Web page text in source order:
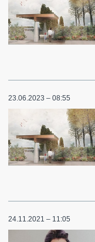
23.06.2023 – 08:55
24.11.2021 – 11:05